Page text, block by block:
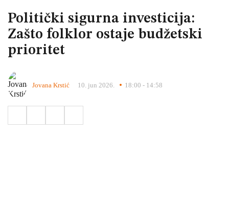
Politički sigurna investicija:
Zašto folklor ostaje budžetski
prioritet
Jovana Krstić 10. jun 2026. 18:00 - 14:58